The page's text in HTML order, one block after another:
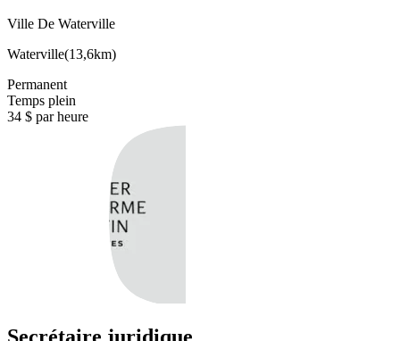
Ville De Waterville
Waterville(13,6km)
Permanent
Temps plein
34 $ par heure